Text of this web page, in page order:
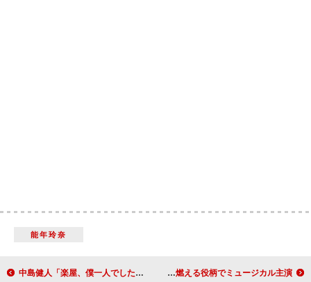
能年玲奈
中島健人「楽屋、僕一人でした…」 『ジャニーズ・ワールド』の舞台裏を明かす 石丸幹二「半沢直樹で予習した」 復讐に燃える役柄でミュージカル主演